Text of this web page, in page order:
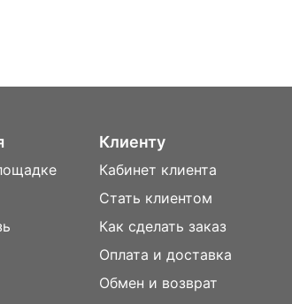
Клиенту
Кабинет клиента
Стать клиентом
Как сделать заказ
Оплата и доставка
Обмен и возврат